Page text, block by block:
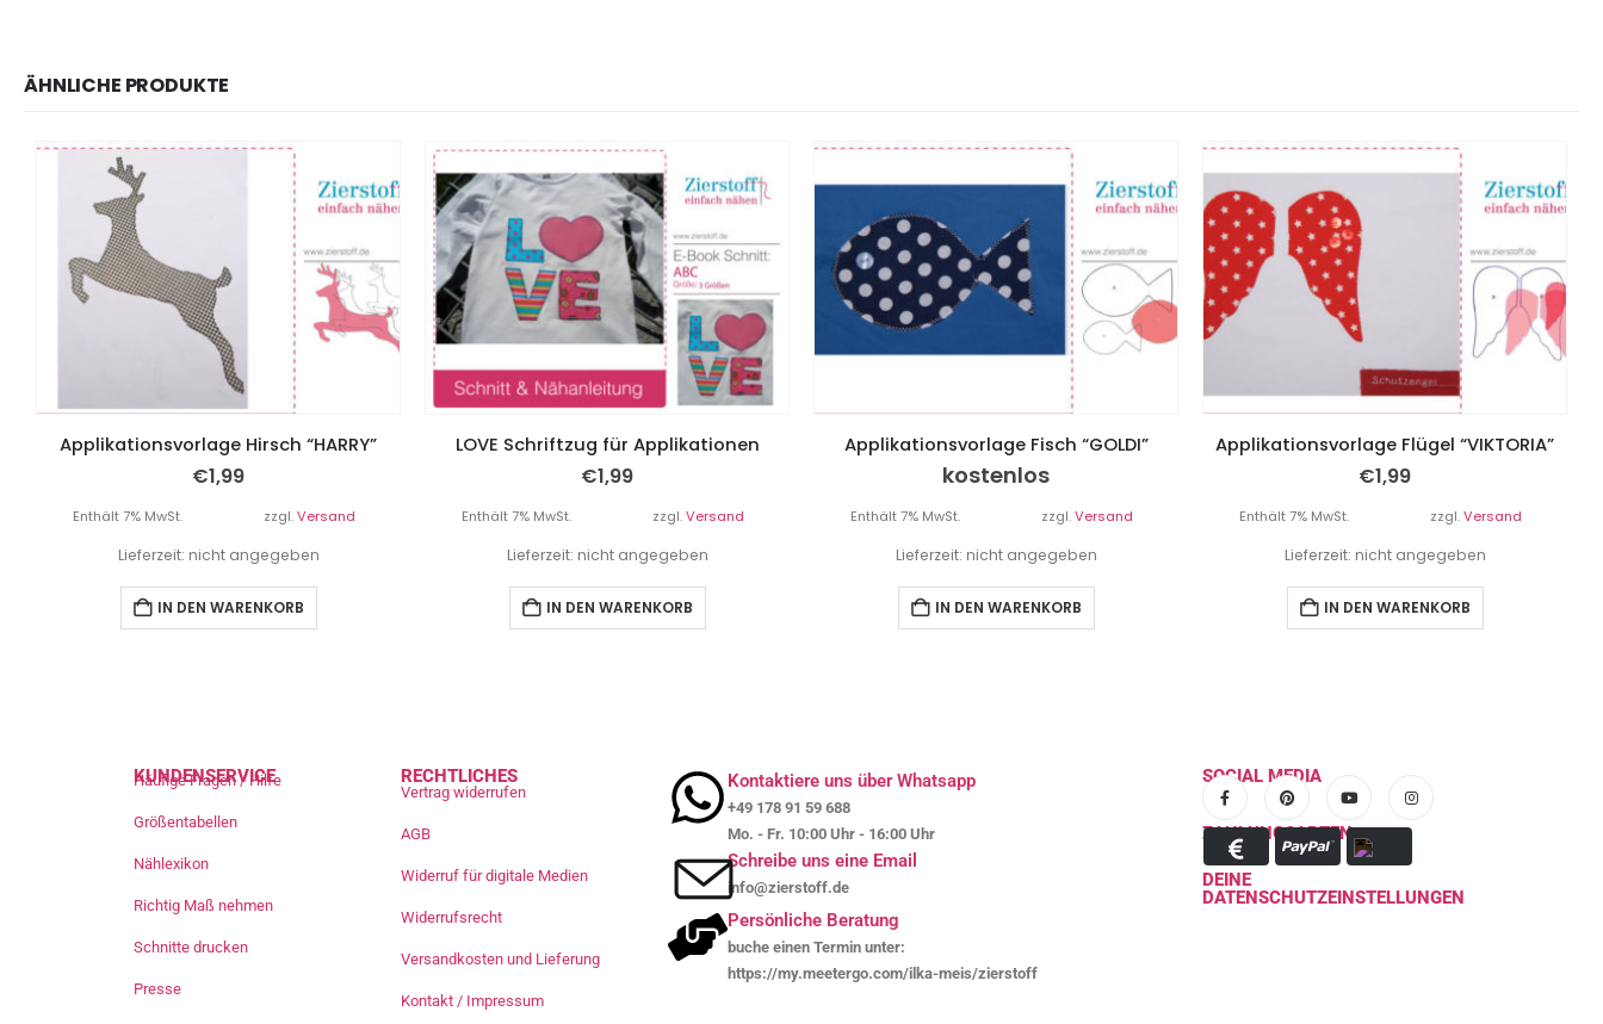
ÄHNLICHE PRODUKTE
Applikationsvorlage Hirsch “HARRY”
€1,99
Enthält 7% MwSt. zzgl.Versand
Lieferzeit: nicht angegeben
IN DEN WARENKORB
LOVE Schriftzug für Applikationen
€1,99
Enthält 7% MwSt. zzgl.Versand
Lieferzeit: nicht angegeben
IN DEN WARENKORB
Applikationsvorlage Fisch “GOLDI”
kostenlos
Enthält 7% MwSt. zzgl.Versand
Lieferzeit: nicht angegeben
IN DEN WARENKORB
Applikationsvorlage Flügel “VIKTORIA”
€1,99
Enthält 7% MwSt. zzgl.Versand
Lieferzeit: nicht angegeben
IN DEN WARENKORB
KUNDENSERVICE
Häufige Fragen / Hilfe
Größentabellen
Nählexikon
Richtig Maß nehmen
Schnitte drucken
Presse
RECHTLICHES
Vertrag widerrufen
AGB
Widerruf für digitale Medien
Widerrufsrecht
Versandkosten und Lieferung
Kontakt / Impressum
Kontaktiere uns über Whatsapp
+49 178 91 59 688
Mo. - Fr. 10:00 Uhr - 16:00 Uhr
Schreibe uns eine Email
info@zierstoff.de
Persönliche Beratung
buche einen Termin unter:
https://my.meetergo.com/ilka-meis/zierstoff
SOCIAL MEDIA
ZAHLUNGSARTEN
DEINE
DATENSCHUTZEINSTELLUNGEN